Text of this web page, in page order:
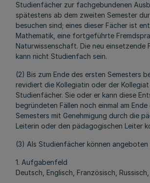
Studienfächer zur fachgebundenen
spätestens ab dem zweiten Semester
besuchen sind; eines dieser Fächer ist
Mathematik, eine fortgeführte
Naturwissenschaft. Die neu einsetzende
kann nicht Studienfach sein.
(2) Bis zum Ende des ersten Semesters
revidiert die Kollegiatin oder der Kollegiat
Studienfächer. Sie oder er kann diese
begründeten Fällen noch einmal am
Semesters mit Genehmigung durch die
Leiterin oder den pädagogischen Leiter
(3) Als Studienfächer können angeboten
1. Aufgabenfeld
Deutsch, Englisch, Französisch, Russisch,